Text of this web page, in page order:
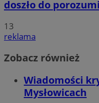
doszło do
13
reklama
Zobacz również
Wiadomości
Mysłowicach